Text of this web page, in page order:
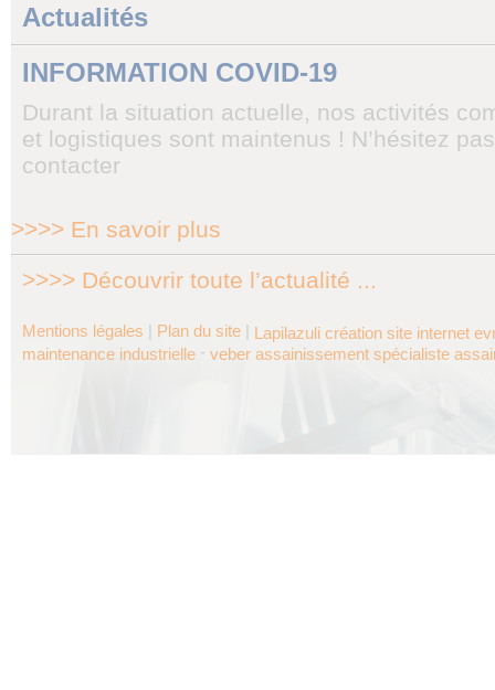
Actualités
INFORMATION COVID-19
Durant la situation actuelle, nos activités
et logistiques sont maintenus ! N’hésitez
contacter
>>>> En savoir plus
>>>> Découvrir toute l’actualité ...
Mentions légales | Plan du site | Lapilazuli création site internet
maintenance industrielle - veber assainissement spécialiste